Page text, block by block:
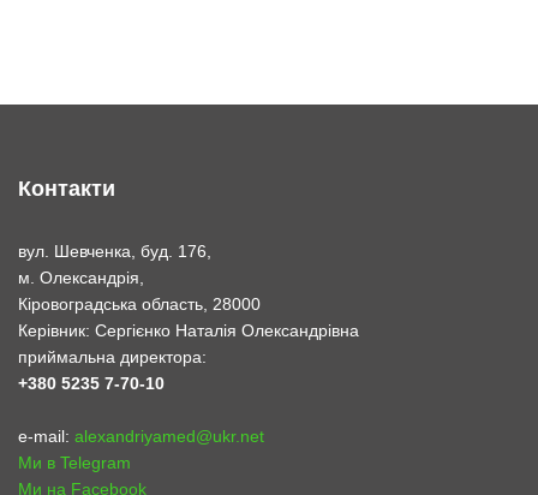
Контакти
вул. Шевченка, буд. 176,
м. Олександрія,
Кіровоградська область, 28000
Керівник: Сергієнко Наталія Олександрівна
приймальна директора:
+380 5235 7-70-10
e-mail: alexandriyamed@ukr.net
Ми в Telegram
Ми на Facebook